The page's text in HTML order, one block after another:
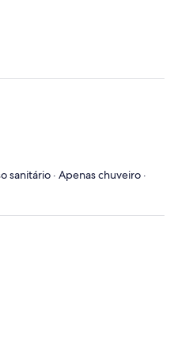
sanitário · Apenas chuveiro ·